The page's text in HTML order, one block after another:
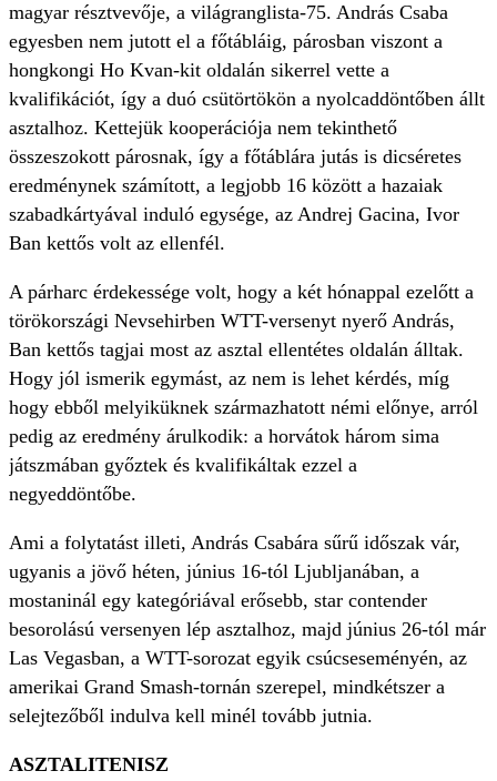
magyar résztvevője, a világranglista-75. András Csaba
egyesben nem jutott el a főtábláig, párosban viszont a
hongkongi Ho Kvan-kit oldalán sikerrel vette a
kvalifikációt, így a duó csütörtökön a nyolcaddöntőben állt
asztalhoz. Kettejük kooperációja nem tekinthető
összeszokott párosnak, így a főtáblára jutás is dicséretes
eredménynek számított, a legjobb 16 között a hazaiak
szabadkártyával induló egysége, az Andrej Gacina, Ivor
Ban kettős volt az ellenfél.
A párharc érdekessége volt, hogy a két hónappal ezelőtt a
törökországi Nevsehirben WTT-versenyt nyerő András,
Ban kettős tagjai most az asztal ellentétes oldalán álltak.
Hogy jól ismerik egymást, az nem is lehet kérdés, míg
hogy ebből melyiküknek származhatott némi előnye, arról
pedig az eredmény árulkodik: a horvátok három sima
játszmában győztek és kvalifikáltak ezzel a
negyeddöntőbe.
Ami a folytatást illeti, András Csabára sűrű időszak vár,
ugyanis a jövő héten, június 16-tól Ljubljanában, a
mostaninál egy kategóriával erősebb, star contender
besorolású versenyen lép asztalhoz, majd június 26-tól már
Las Vegasban, a WTT-sorozat egyik csúcseseményén, az
amerikai Grand Smash-tornán szerepel, mindkétszer a
selejtezőből indulva kell minél tovább jutnia.
ASZTALITENISZ